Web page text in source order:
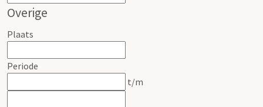
Overige
Plaats
Periode
t/m